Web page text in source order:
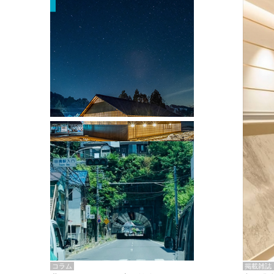
掲載雑誌
掲載雑誌・書籍
『街歩き研修「アールデコとモダニズ
ム、和風バロック」』のレポート記事が
掲載
コラム